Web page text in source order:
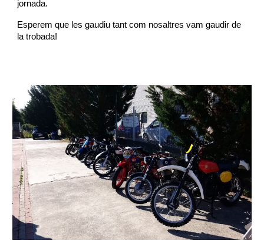
jornada.
Esperem que les gaudiu tant com nosaltres vam gaudir de
la trobada!